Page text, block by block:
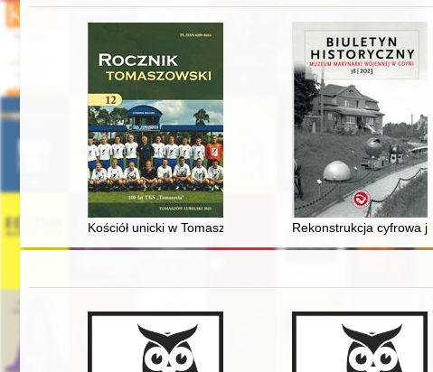
Kościół unicki w Tomaszowie na przełomie XVIII i XIX w
Rekonstrukcja cyfrowa